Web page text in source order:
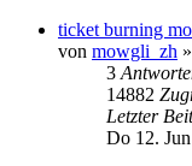
ticket burning
von mowgli_zh »
3
14882
Letzter
Do 12.